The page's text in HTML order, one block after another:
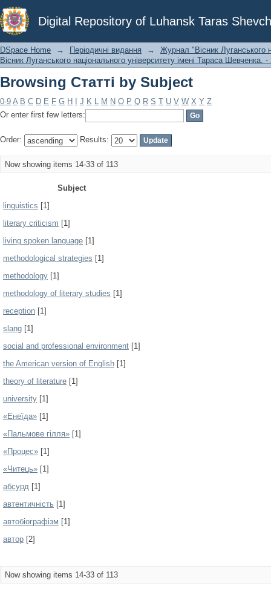
Digital Repository of Luhansk Taras
Browsing Статті by Subject
DSpace Home → Періодичні видання →
Журнал "Вісник Луганського
Вісник Луганського національного університету імені Тараса
Browsing Статті by Subject
0-9 A B C D E F G H J K L M N O P Q R S T U V W X Y Z
Or enter first few letters:
Order: Results:
Now showing items 14-33 of 113
Subject
linguistics [1]
literary criticism [1]
living spoken language [1]
methodological strategies [1]
methodology [1]
methodology of literary studies [1]
reception [1]
slang [1]
social and professional environment [1]
the American version of English [1]
theory of literature [1]
university [1]
«Енеїда» [1]
«Пальмове гілля» [1]
«Процес» [1]
«Читець» [1]
абсурд [1]
автентичність [1]
автобіографізм [1]
автор [2]
Now showing items 14-33 of 113